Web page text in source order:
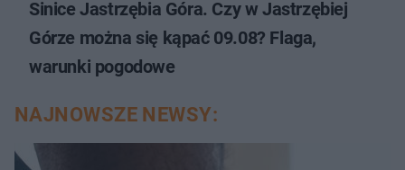
Sinice Jastrzębia Góra. Czy w Jastrzębiej
Górze można się kąpać 09.08? Flaga,
warunki pogodowe
NAJNOWSZE NEWSY: